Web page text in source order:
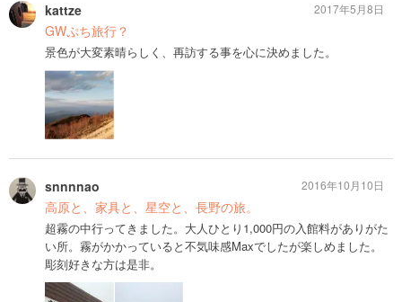
kattze
GWぷち旅行？
景色が大変素晴らしく、再訪する事を心に決めました。
2017年5月8日
snnnnao
高原と、家具と、星空と、長野の旅。
超霧の中行ってきました。大人ひとり1,000円の入館料がありがた
い所。霧がかかっていると不気味感Maxでしたが楽しめました。
彫刻好きな方は是非。
2016年10月10日